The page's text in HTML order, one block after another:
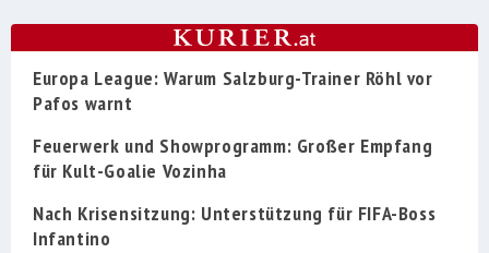
Europa League: Warum Salzburg-Trainer Röhl vor
Pafos warnt
Feuerwerk und Showprogramm: Großer Empfang
für Kult-Goalie Vozinha
Nach Krisensitzung: Unterstützung für FIFA-Boss
Infantino